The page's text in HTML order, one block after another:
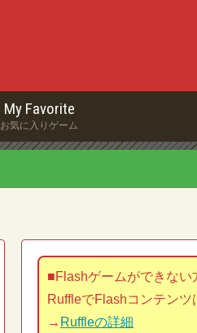
My Favorite
お気に入りゲーム
■Flashゲームができない
RuffleでFlashコンテンツ
→ Ruffleの詳細